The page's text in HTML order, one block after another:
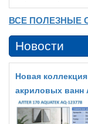
ВСЕ ПОЛЕЗНЫЕ
Новости
Новая
акриловых ванн